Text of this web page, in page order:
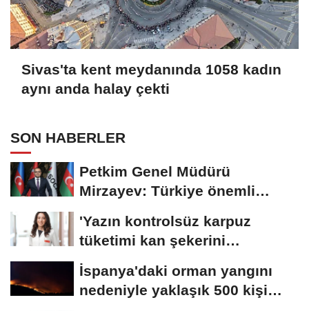
Sivas'ta kent meydanında 1058 kadın
aynı anda halay çekti
SON HABERLER
Petkim Genel Müdürü
Mirzayev: Türkiye önemli
'Yazın kontrolsüz karpuz
tüketimi kan şekerini
yükseltebilir'
İspanya'daki orman yangını
nedeniyle yaklaşık 500 kişi